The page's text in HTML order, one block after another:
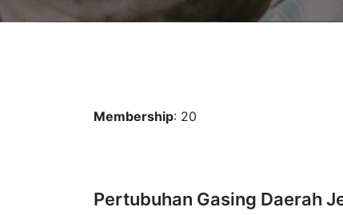
Membership: 20
Pertubuhan Gasing Daerah